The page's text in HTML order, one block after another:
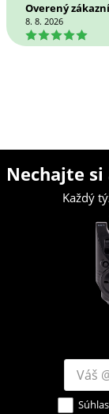
Overený
8. 8. 2026
5
Nechajte
Každý